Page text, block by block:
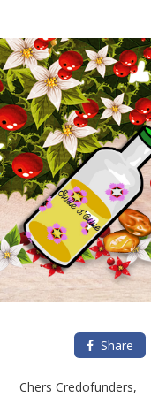
Share
Chers Credofunders,